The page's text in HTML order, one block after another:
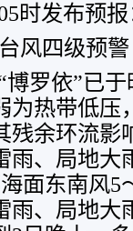
时发布预
台风四级预
博罗依”已
为热带低压
残余环流影
雨、局地大
面东南风5
雨、局地